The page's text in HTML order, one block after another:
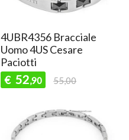
4UBR4356 Bracciale
Uomo 4US Cesare
Paciotti
€ 52,90 55,00